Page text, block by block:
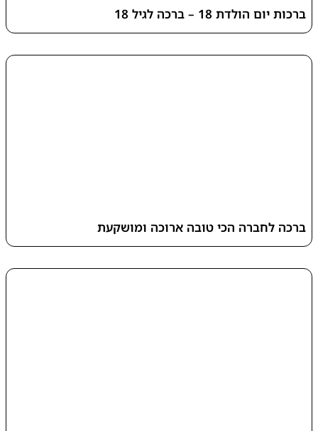
ברכות יום הולדת 18 – ברכה לגיל 18
ברכה לחברה הכי טובה ארוכה ומושקעת